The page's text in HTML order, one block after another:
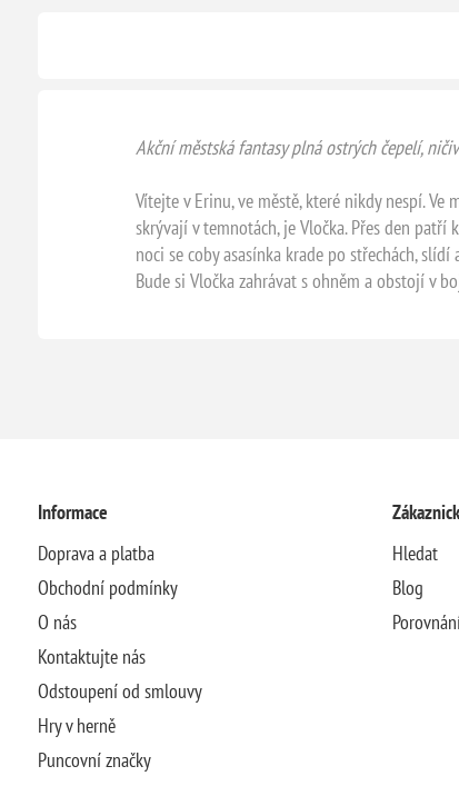
Akční městská fantasy plná ostrých čepelí,
Vítejte v Erinu, ve městě, které nikdy nespí. Ve
skrývají v temnotách, je Vločka. Přes den
noci se coby asasínka krade po střechách,
Bude si Vločka zahrávat s ohněm a obstojí v
Informace
Doprava a platba
Obchodní podmínky
O nás
Kontaktujte nás
Odstoupení od smlouvy
Hry v herně
Puncovní značky
Hledat
Blog